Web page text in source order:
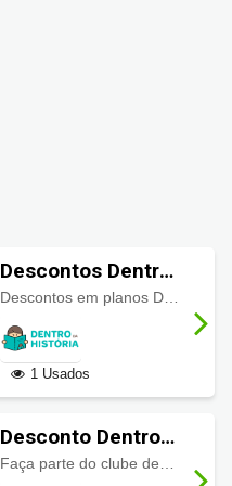
Descontos Dentro
da História até
15% OFF
1 Usados
Desconto Dentro
da História para